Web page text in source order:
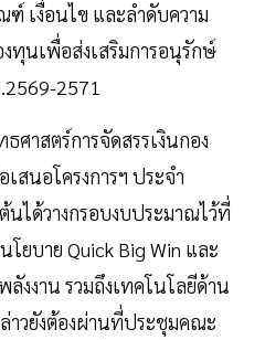
ฑ์ เงื่อนไข และลำดับความ
ทุนเพื่อส่งเสริมการอนุรักษ์
2571
ศาสตร์การจัดสรรเงินกอง
สนอโครงการฯ ประจำ
ได้วางกรอบงบประมาณไว้ที่
ยบาย Quick Big Win และ
งงาน รวมถึงเทคโนโลยีด้าน
าวยังต้องผ่านที่ประชุมคณะ